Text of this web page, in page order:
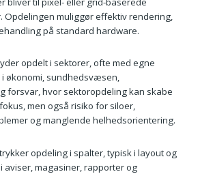
muliggør effektiv rendering,
på standard hardware.
opdelt i sektorer, ofte med egne
i økonomi, sundhedsvæsen,
forsvar, hvor sektoropdeling kan skabe
men også risiko for siloer,
og manglende helhedsorientering.
opdeling i spalter, typisk i layout og
aviser, magasiner, rapporter og